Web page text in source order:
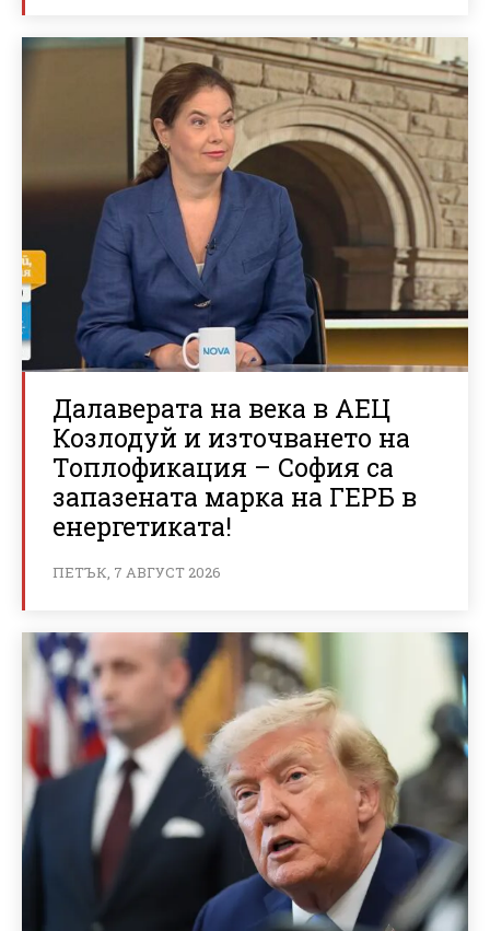
Далаверата на века в АЕЦ
Козлодуй и източването на
Топлофикация – София са
запазената марка на ГЕРБ в
енергетиката!
ПЕТЪК, 7 АВГУСТ 2026